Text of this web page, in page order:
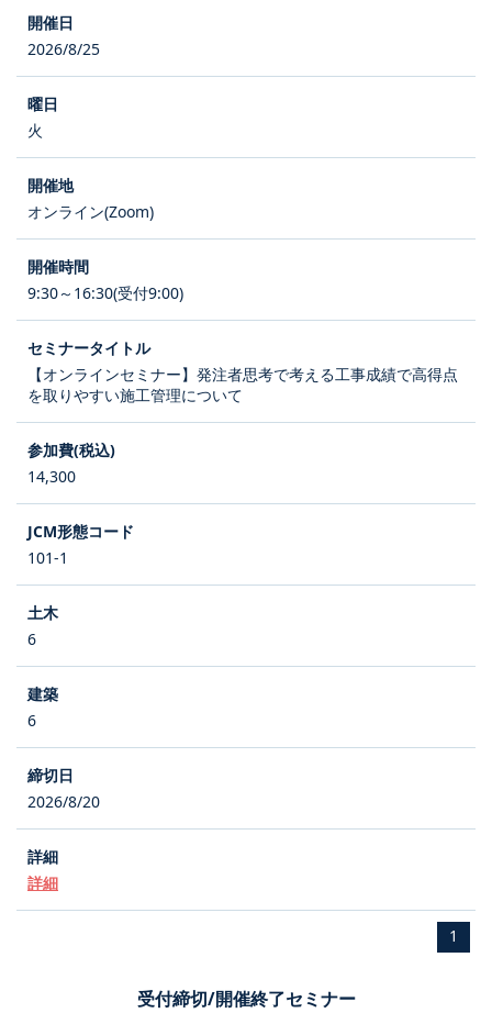
2026/8/25
火
オンライン(Zoom)
9:30～16:30(受付9:00)
【オンラインセミナー】発注者思考で考える工事成績で高得点
を取りやすい施工管理について
14,300
101-1
6
6
2026/8/20
詳細
1
受付締切/開催終了セミナー